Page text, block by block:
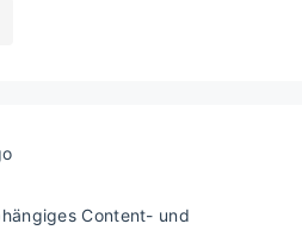
Content- und